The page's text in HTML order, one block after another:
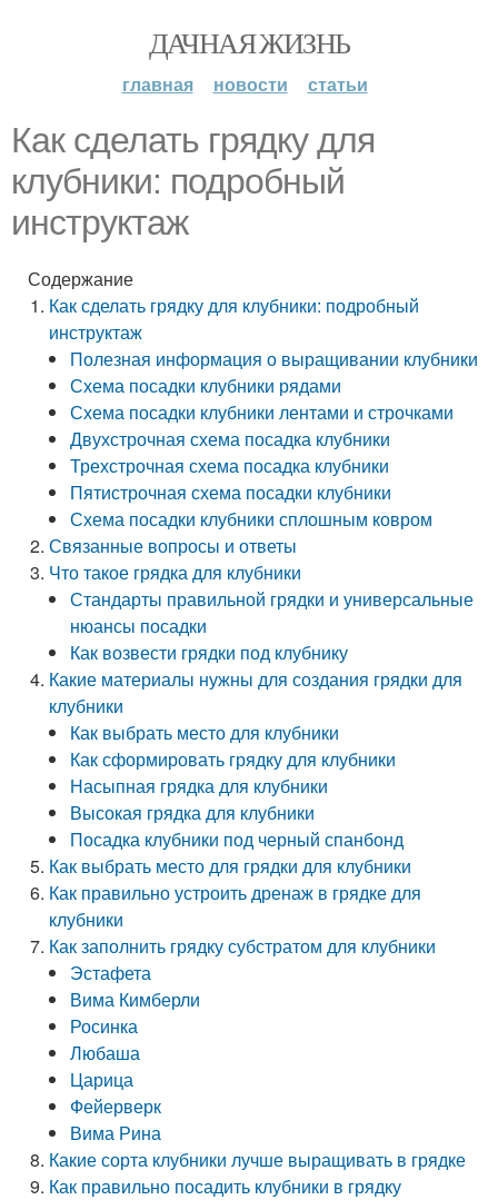
ДАЧНАЯ ЖИЗНЬ
главная новости статьи
Как сделать грядку для
клубники: подробный
инструктаж
Содержание
Как сделать грядку для клубники: подробный
инструктаж
Полезная информация о выращивании клубники
Схема посадки клубники рядами
Схема посадки клубники лентами и строчками
Двухстрочная схема посадка клубники
Трехстрочная схема посадка клубники
Пятистрочная схема посадки клубники
Схема посадки клубники сплошным ковром
Связанные вопросы и ответы
Что такое грядка для клубники
Стандарты правильной грядки и универсальные
нюансы посадки
Как возвести грядки под клубнику
Какие материалы нужны для создания грядки для
клубники
Как выбрать место для клубники
Как сформировать грядку для клубники
Насыпная грядка для клубники
Высокая грядка для клубники
Посадка клубники под черный спанбонд
Как выбрать место для грядки для клубники
Как правильно устроить дренаж в грядке для
клубники
Как заполнить грядку субстратом для клубники
Эстафета
Вима Кимберли
Росинка
Любаша
Царица
Фейерверк
Вима Рина
Какие сорта клубники лучше выращивать в грядке
Как правильно посадить клубники в грядку